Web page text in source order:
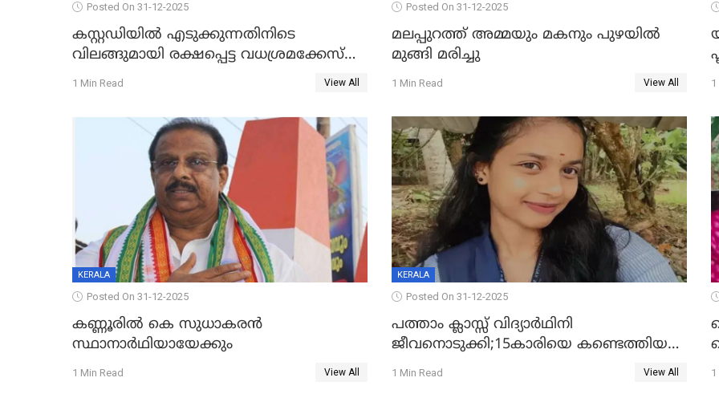
Posted On 31-12-2025
കസ്റ്റഡിയിൽ എടുക്കുന്നതിനിടെ
വിലങ്ങുമായി രക്ഷപ്പെട്ട വധശ്രമക്കേസ്
പ്രതി പിടിയിൽ
1 Min Read View All
Posted On 31-12-2025
മലപ്പുറത്ത് അമ്മയും മകനും പുഴയിൽ
മുങ്ങി മരിച്ചു
1 Min Read View All 1
KERALA
Posted On 31-12-2025
കണ്ണൂരിൽ കെ സുധാകരൻ
സ്ഥാനാർഥിയായേക്കും
1 Min Read View All
KERALA
Posted On 31-12-2025
പത്താം ക്ലാസ്സ് വിദ്യാര്‍ഥിനി
ജീവനൊടുക്കി;15കാരിയെ കണ്ടെത്തിയത്
കിടപ്പുമുറിയില്‍ തൂങ്ങി മരിച്ച നിലയിൽ
1 Min Read View All 1